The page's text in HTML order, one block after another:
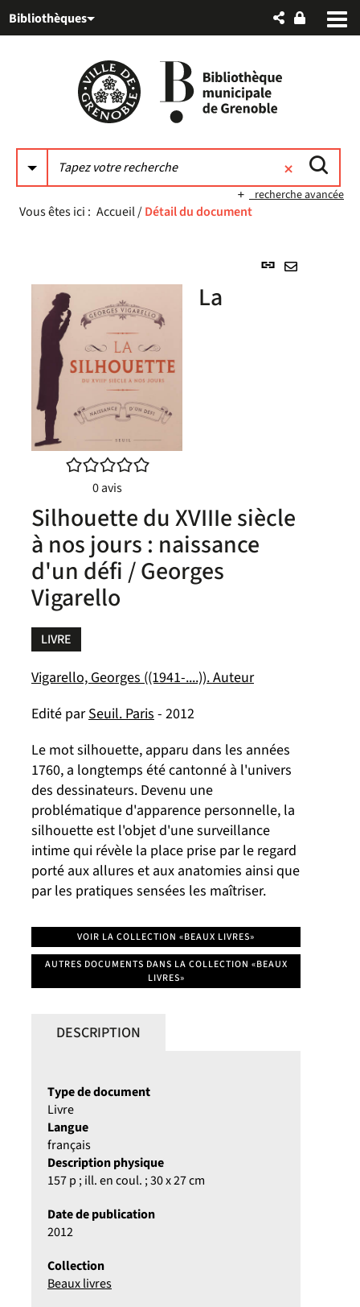
au
auBibliothèques
recherche avancée
Vous êtes ici : Accueil/Détail du document
Lien
/5
0avis
La
Silhouette du XVIIIe siècle
à nos jours : naissance
d'un défi / Georges
Vigarello
LIVRE
Vigarello, Georges ((1941-....)). Auteur
Edité parSeuil. Paris - 2012
Le mot silhouette, apparu dans les années
1760, a longtemps été cantonné à l'univers
des dessinateurs. Devenu une
problématique d'apparence personnelle, la
silhouette est l'objet d'une surveillance
intime qui révèle la place prise par le regard
porté aux allures et aux anatomies ainsi que
par les pratiques sensées les maîtriser.
VOIR LA COLLECTION «BEAUX LIVRES»
AUTRES DOCUMENTS DANS LA COLLECTION «BEAUX
LIVRES»
DESCRIPTION
Type de document
Livre
Langue
français
Description physique
157 p ; ill. en coul. ; 30 x 27 cm
Date de publication
2012
Collection
Beaux livres